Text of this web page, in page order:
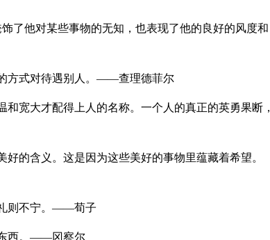
了他对某些事物的无知，也表现了他的良好的风度和
方式对待遇别人。——查理德菲尔
宽大才配得上人的名称。一个人的真正的英勇果断，
的含义。这是因为这些美好的事物里蕴藏着希望。
则不宁。——荀子
东西。——冈察尔